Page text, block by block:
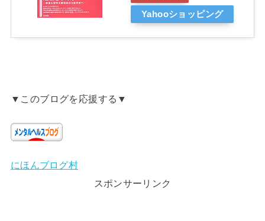
Yahooショッピング
▼このブログを応援する▼
にほんブログ村
スポンサーリンク